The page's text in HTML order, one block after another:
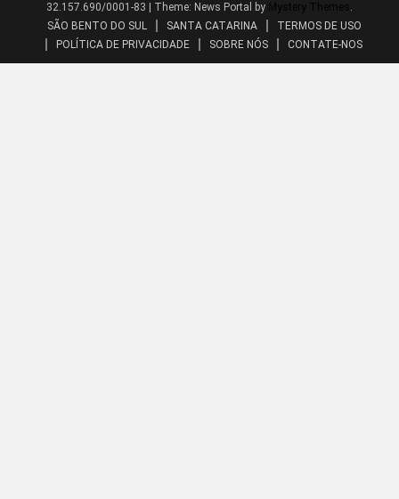
32.157.690/0001-83
Theme: News Portal by Mystery Themes .
SÃO BENTO DO SUL
SANTA CATARINA
TERMOS DE USO
POLÍTICA DE PRIVACIDADE
SOBRE NÓS CONTATE-NOS